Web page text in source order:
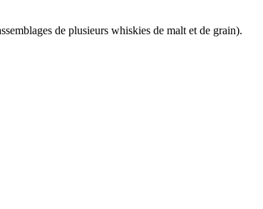
de plusieurs whiskies de malt et de grain).